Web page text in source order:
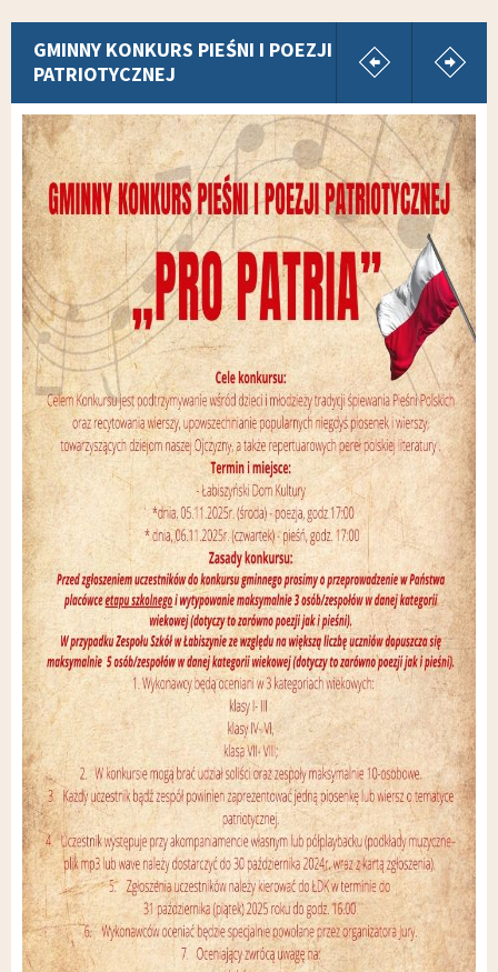
GMINNY KONKURS PIEŚNI I POEZJI
PATRIOTYCZNEJ